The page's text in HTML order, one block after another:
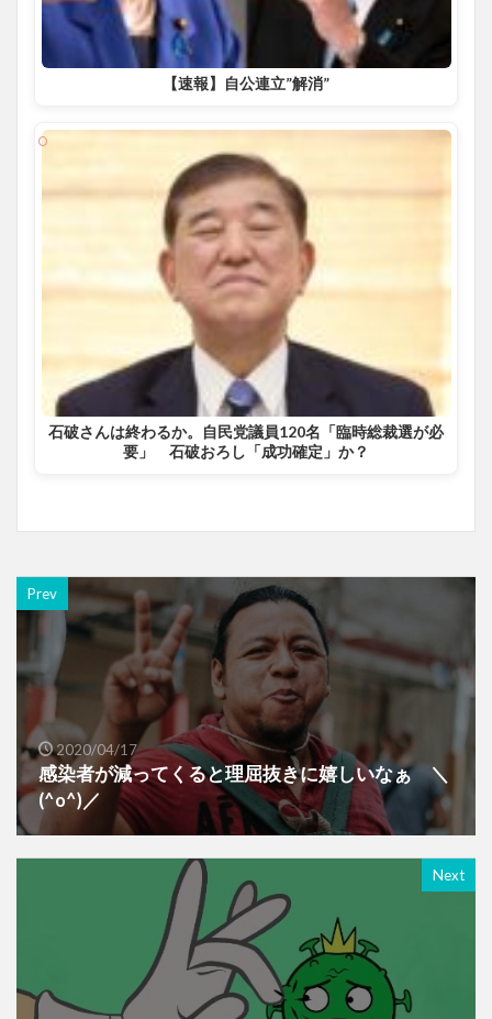
【速報】自公連立”解消”
石破さんは終わるか。自民党議員120名「臨時総裁選が必
要」 石破おろし「成功確定」か？
Prev
2020/04/17
感染者が減ってくると理屈抜きに嬉しいなぁ ＼
(^o^)／
Next